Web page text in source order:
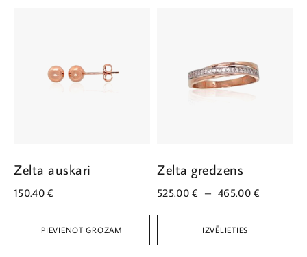
PIEVIENOT GROZAM
Zelta auskari
150.40€
IZVĒLIETIES
Zelta gredzens
465.00€
–
525.00€